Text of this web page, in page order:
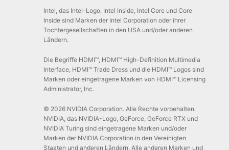
Intel, das Intel-Logo, Intel Inside, Intel Core und Core
Inside sind Marken der Intel Corporation oder ihrer
Tochtergesellschaften in den USA und/oder anderen
Ländern.
Die Begriffe HDMI™, HDMI™ High-Definition Multimedia
Interface, HDMI™ Trade Dress und die HDMI™ Logos sind
Marken oder eingetragene Marken von HDMI™ Licensing
Administrator, Inc.
© 2026 NVIDIA Corporation. Alle Rechte vorbehalten.
NVIDIA, das NVIDIA-Logo, GeForce, GeForce RTX und
NVIDIA Turing sind eingetragene Marken und/oder
Marken der NVIDIA Corporation in den Vereinigten
Staaten und anderen Ländern. Alle anderen Marken und